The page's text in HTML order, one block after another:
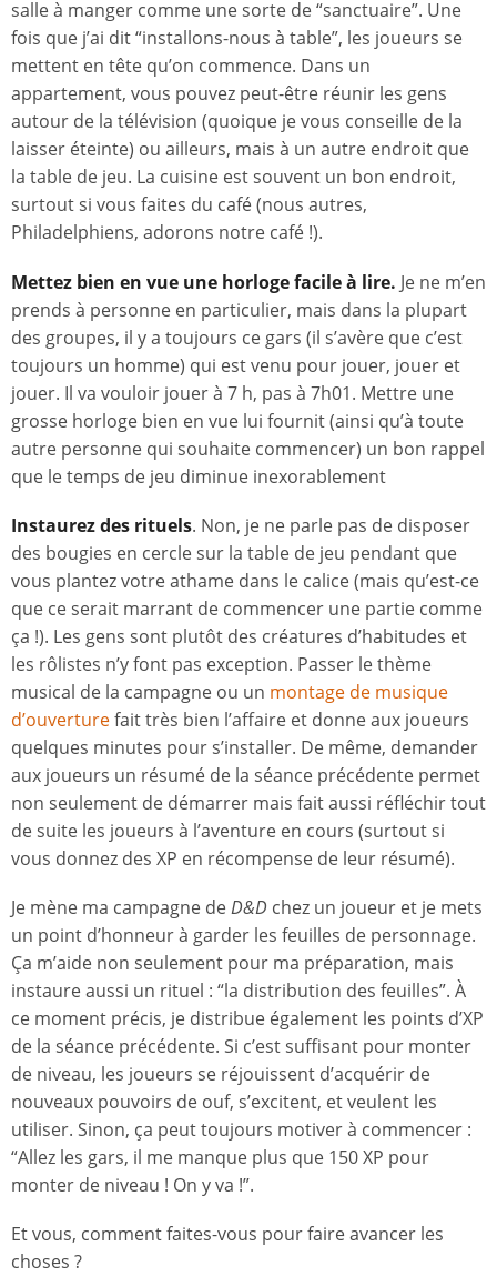
salle à manger comme une sorte de “sanctuaire”. Une
fois que j’ai dit “installons-nous à table”, les joueurs se
mettent en tête qu’on commence. Dans un
appartement, vous pouvez peut-être réunir les gens
autour de la télévision (quoique je vous conseille de la
laisser éteinte) ou ailleurs, mais à un autre endroit que
la table de jeu. La cuisine est souvent un bon endroit,
surtout si vous faites du café (nous autres,
Philadelphiens, adorons notre café !).
Mettez bien en vue une horloge facile à lire. Je ne m’en
prends à personne en particulier, mais dans la plupart
des groupes, il y a toujours ce gars (il s’avère que c’est
toujours un homme) qui est venu pour jouer, jouer et
jouer. Il va vouloir jouer à 7 h, pas à 7h01. Mettre une
grosse horloge bien en vue lui fournit (ainsi qu’à toute
autre personne qui souhaite commencer) un bon rappel
que le temps de jeu diminue inexorablement
Instaurez des rituels. Non, je ne parle pas de disposer
des bougies en cercle sur la table de jeu pendant que
vous plantez votre athame dans le calice (mais qu’est-ce
que ce serait marrant de commencer une partie comme
ça !). Les gens sont plutôt des créatures d’habitudes et
les rôlistes n’y font pas exception. Passer le thème
musical de la campagne ou un montage de musique
d’ouverturefait très bien l’affaire et donne aux joueurs
quelques minutes pour s’installer. De même, demander
aux joueurs un résumé de la séance précédente permet
non seulement de démarrer mais fait aussi réfléchir tout
de suite les joueurs à l’aventure en cours (surtout si
vous donnez des XP en récompense de leur résumé).
Je mène ma campagne deD&D chez un joueur et je mets
un point d’honneur à garder les feuilles de personnage.
Ça m’aide non seulement pour ma préparation, mais
instaure aussi un rituel : “la distribution des feuilles”. À
ce moment précis, je distribue également les points d’XP
de la séance précédente. Si c’est suffisant pour monter
de niveau, les joueurs se réjouissent d’acquérir de
nouveaux pouvoirs de ouf, s’excitent, et veulent les
utiliser. Sinon, ça peut toujours motiver à commencer :
“Allez les gars, il me manque plus que 150 XP pour
monter de niveau ! On y va !”.
Et vous, comment faites-vous pour faire avancer les
choses ?